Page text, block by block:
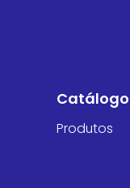
Catálogo
Produtos